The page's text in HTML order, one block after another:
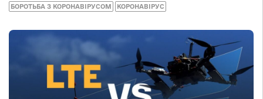
БОРОТЬБА З КОРОНАВІРУСОМ КОРОНАВІРУС